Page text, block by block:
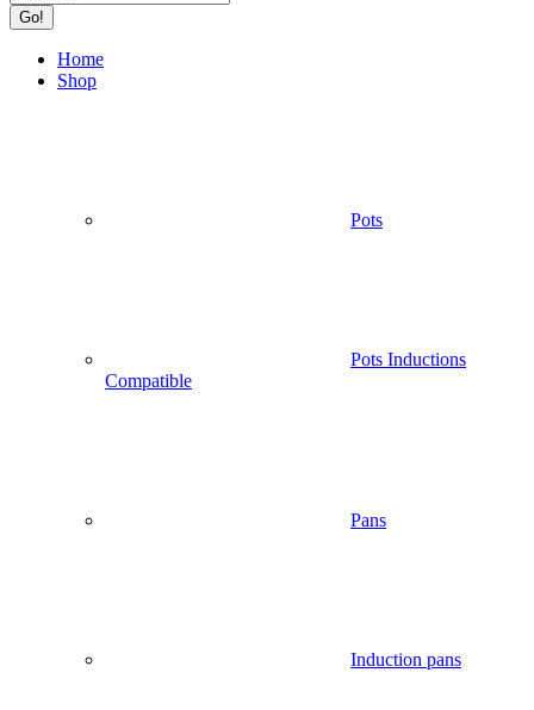
Home
Shop
Pots
Pots Inductions
Compatible
Pans
Induction pans